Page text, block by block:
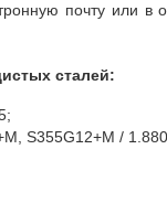
почту или в
сталей:
S355G12+M /